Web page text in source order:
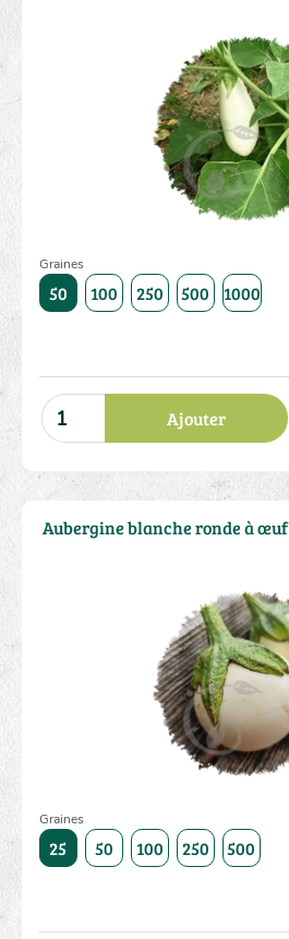
Graines
50 100 250 500 1000
Ajouter
Graines
25 50 100 250 500
Aubergine blanche ronde à œuf